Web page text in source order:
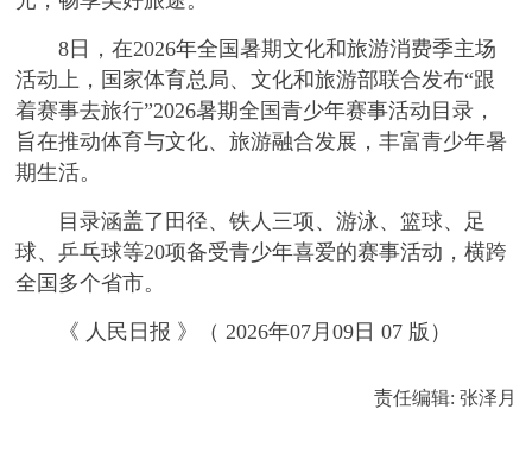
8日，在2026年全国暑期文化和旅游消费季主场
活动上，国家体育总局、文化和旅游部联合发布“跟
着赛事去旅行”2026暑期全国青少年赛事活动目录，
旨在推动体育与文化、旅游融合发展，丰富青少年暑
期生活。
目录涵盖了田径、铁人三项、游泳、篮球、足
球、乒乓球等20项备受青少年喜爱的赛事活动，横跨
全国多个省市。
《 人民日报 》（ 2026年07月09日 07 版）
责任编辑: 张泽月